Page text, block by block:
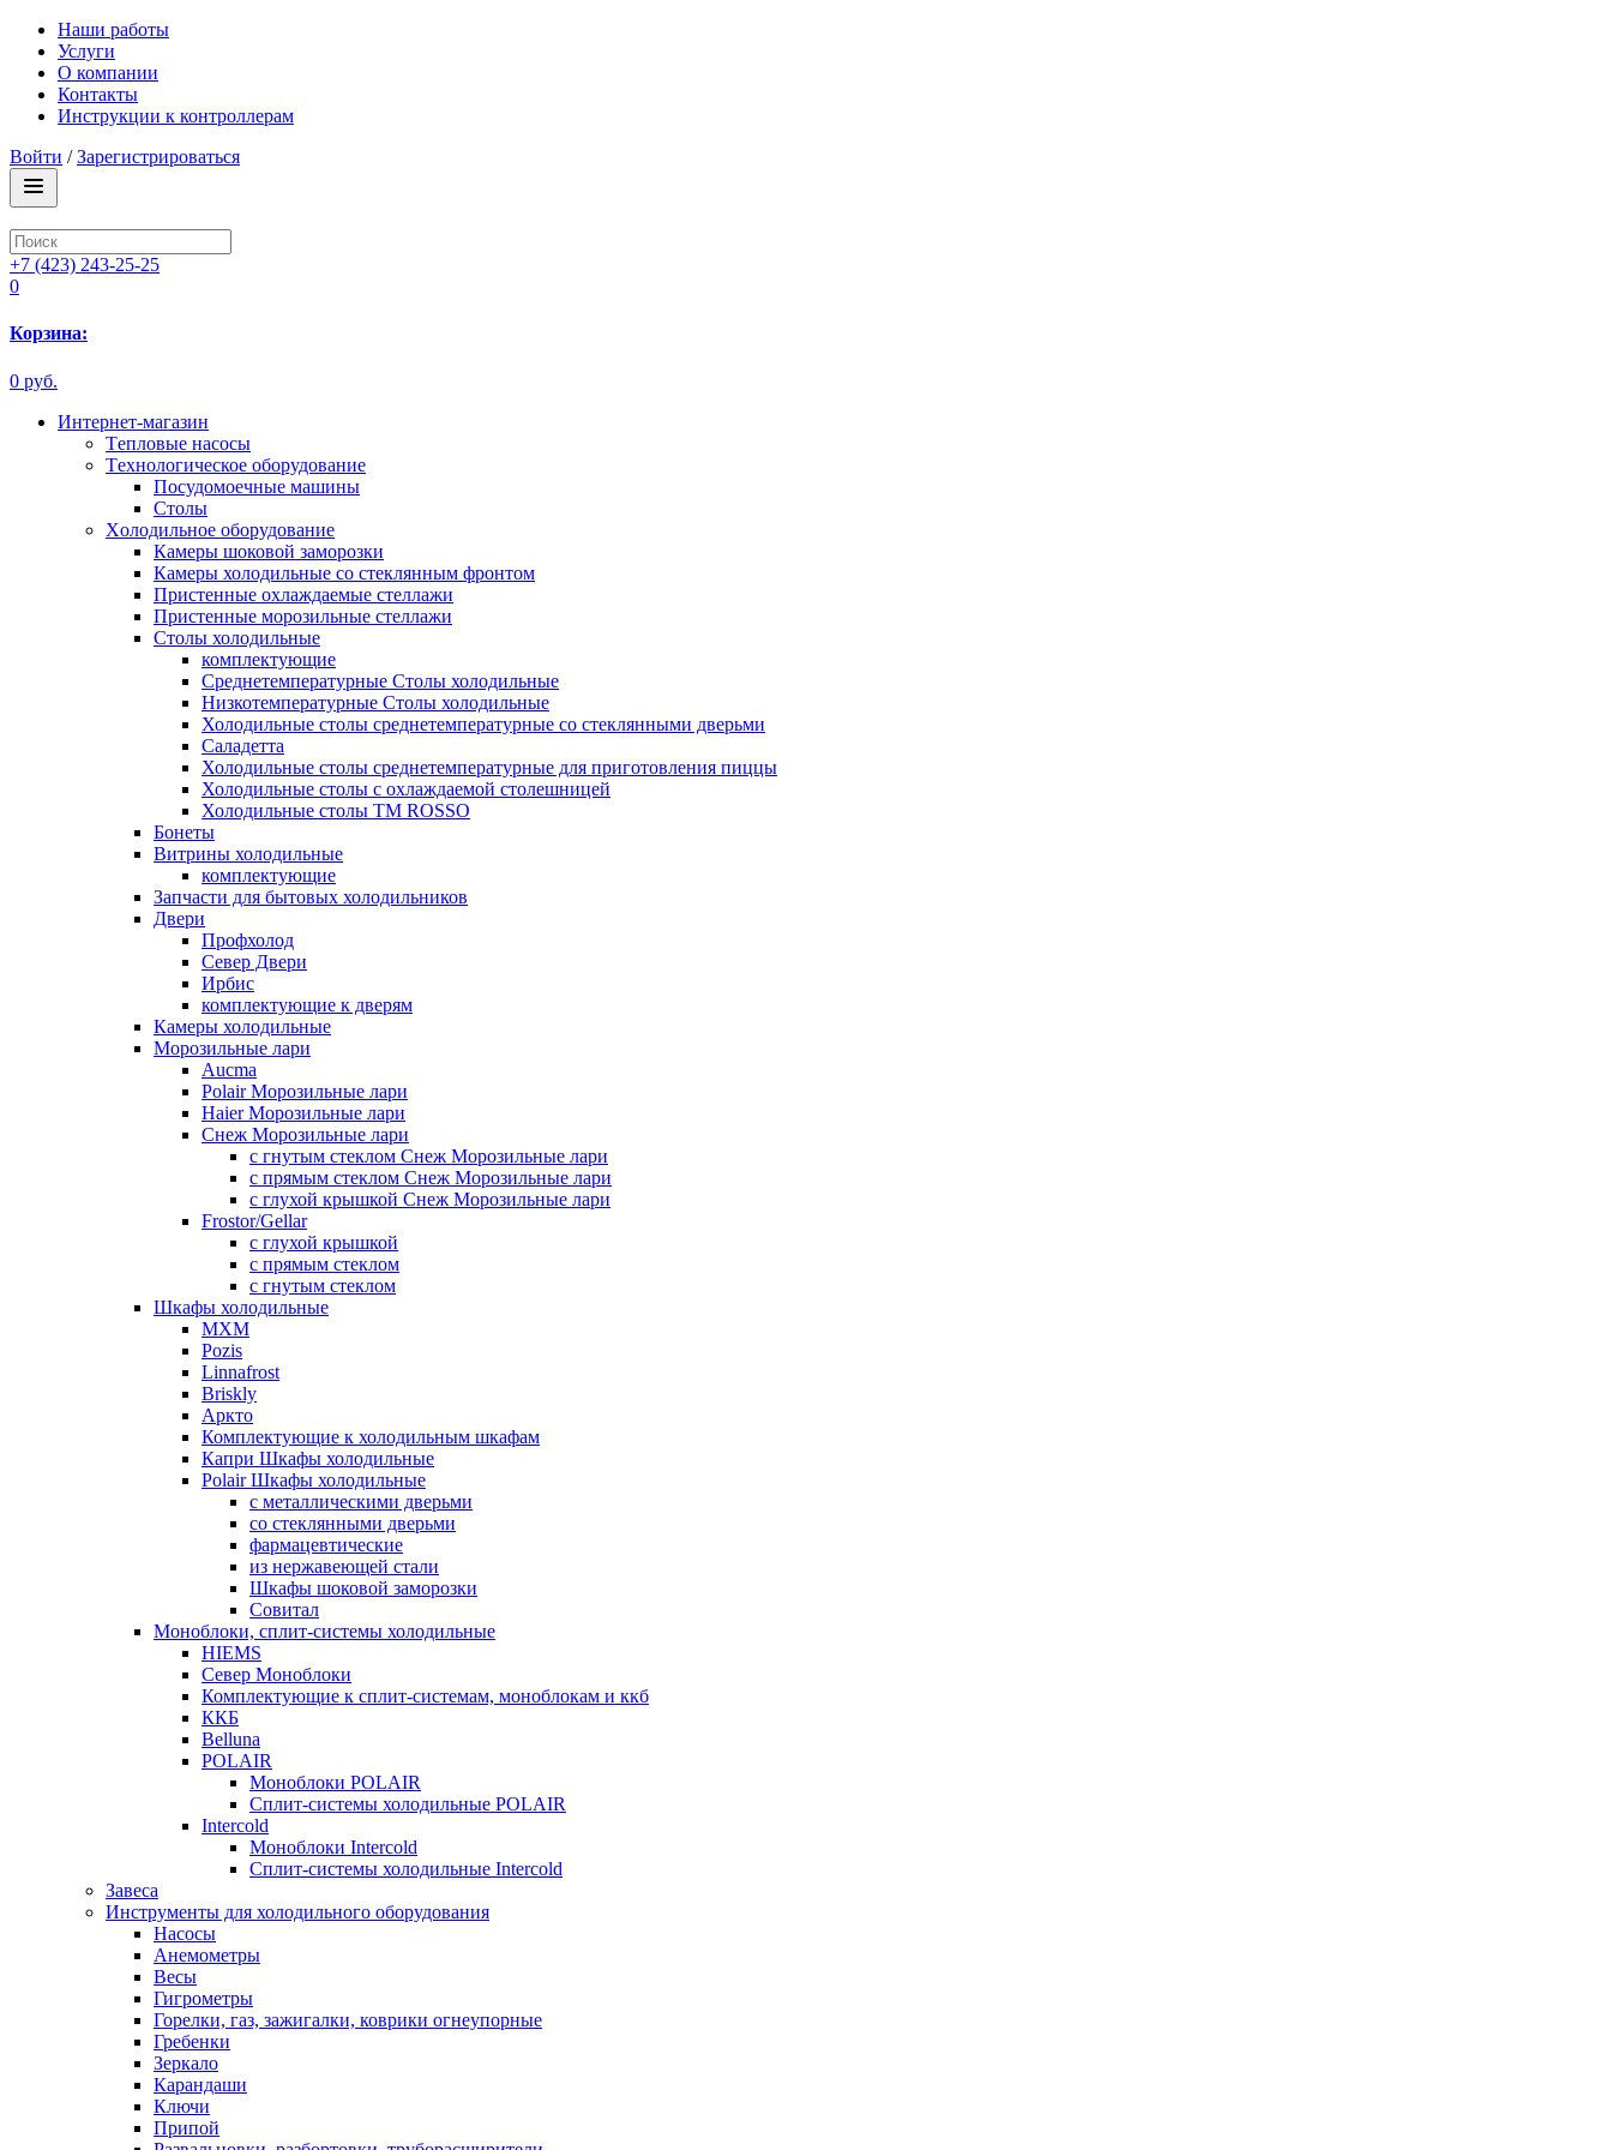
Наши работы
Услуги
О компании
Контакты
Инструкции к контроллерам
Войти /Зарегистрироваться
+7 (423) 243-25-25
0
Корзина:
0 руб.
Интернет-магазин
Tепловые насосы
Tехнологическое оборудование
Посудомоечные машины
Столы
Xолодильное оборудование
Камеры шоковой заморозки
Камеры холодильные со стеклянным фронтом
Пристенные охлаждаемые стеллажи
Пристенные морозильные стеллажи
Столы холодильные
комплектующие
Среднетемпературные Столы холодильные
Низкотемпературные Столы холодильные
Холодильные столы среднетемпературные со стеклянными дверьми
Саладетта
Холодильные столы среднетемпературные для приготовления пиццы
Холодильные столы с охлаждаемой столешницей
Холодильные столы ТМ ROSSO
Бонеты
Витрины холодильные
комплектующие
Запчасти для бытовых холодильников
Двери
Профхолод
Север Двери
Ирбис
комплектующие к дверям
Камеры холодильные
Морозильные лари
Aucma
Polair Морозильные лари
Haier Морозильные лари
Снеж Морозильные лари
с гнутым стеклом Снеж Морозильные лари
с прямым стеклом Снеж Морозильные лари
с глухой крышкой Снеж Морозильные лари
Frostor/Gellar
с глухой крышкой
с прямым стеклом
с гнутым стеклом
Шкафы холодильные
МХМ
Pozis
Linnafrost
Briskly
Аркто
Комплектующие к холодильным шкафам
Капри Шкафы холодильные
Polair Шкафы холодильные
с металлическими дверьми
со стеклянными дверьми
фармацевтические
из нержавеющей стали
Шкафы шоковой заморозки
Совитал
Моноблоки, сплит-системы холодильные
HIEMS
Север Моноблоки
Комплектующие к сплит-системам, моноблокам и ккб
ККБ
Belluna
POLAIR
Моноблоки POLAIR
Сплит-системы холодильные POLAIR
Intercold
Моноблоки Intercold
Сплит-системы холодильные Intercold
Завеса
Инструменты для холодильного оборудования
Насосы
Анемометры
Весы
Гигрометры
Горелки, газ, зажигалки, коврики огнеупорные
Гребенки
Зеркало
Карандаши
Ключи
Припой